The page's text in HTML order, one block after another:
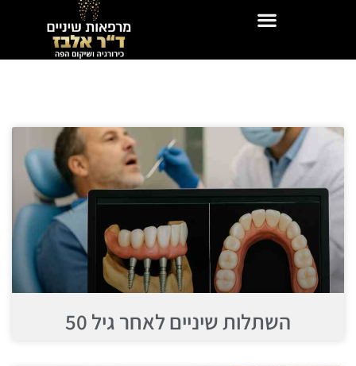
השתלות שיניים לאחר גיל 50